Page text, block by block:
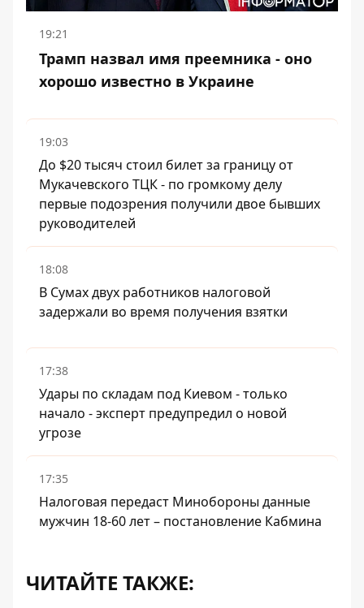
19:21
Трамп назвал имя преемника - оно
хорошо известно в Украине
19:03
До $20 тысяч стоил билет за границу от
Мукачевского ТЦК - по громкому делу
первые подозрения получили двое бывших
руководителей
18:08
В Сумах двух работников налоговой
задержали во время получения взятки
17:38
Удары по складам под Киевом - только
начало - эксперт предупредил о новой
угрозе
17:35
Налоговая передаст Минобороны данные
мужчин 18-60 лет – постановление Кабмина
ЧИТАЙТЕ ТАКЖЕ: